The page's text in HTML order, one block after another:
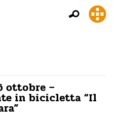
ottobre –
in bicicletta “Il